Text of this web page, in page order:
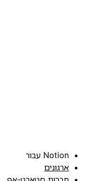
Notion עבור
ארגונים